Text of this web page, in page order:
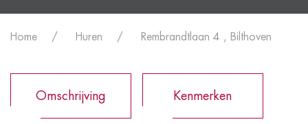
Home Huren Rembrandtlaan 4 , Bilthoven
Omschrijving Kenmerken